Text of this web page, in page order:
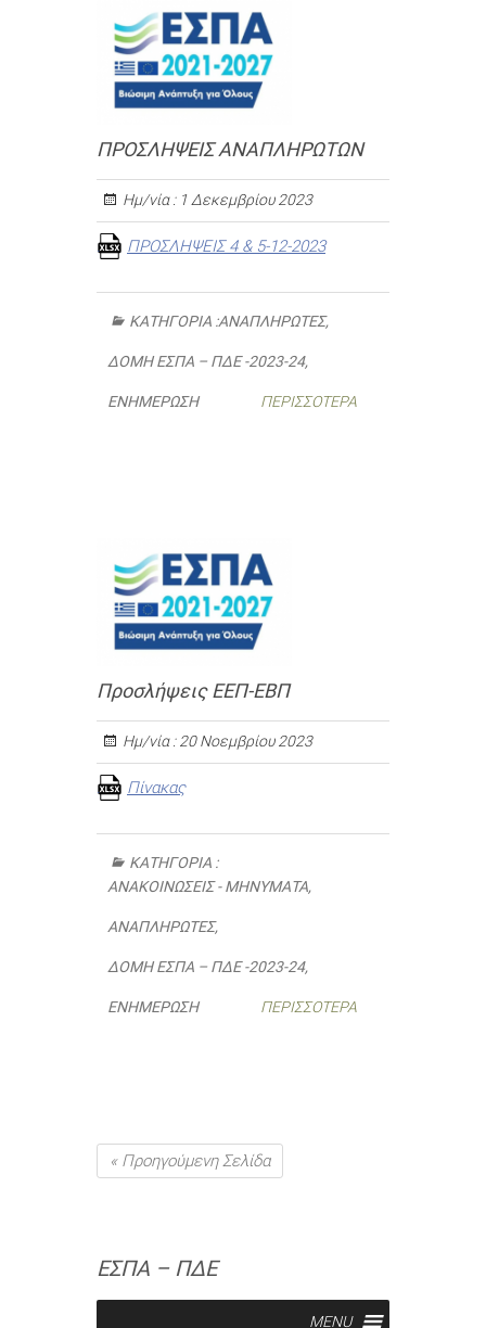
ΠΡΟΣΛΗΨΕΙΣ ΑΝΑΠΛΗΡΩΤΩΝ
Ημ/νία :1 Δεκεμβρίου 2023
ΠΡΟΣΛΗΨΕΙΣ 4 & 5-12-2023
ΚΑΤΗΓΟΡΊΑ :ΑΝΑΠΛΗΡΩΤΈΣ,
ΔΟΜΉ ΕΣΠΑ – ΠΔΕ -2023-24,
ΕΝΗΜΈΡΩΣΗ ΠΕΡΙΣΣΌΤΕΡΑ
Προσλήψεις ΕΕΠ-ΕΒΠ
Ημ/νία :20 Νοεμβρίου 2023
Πίνακας
ΚΑΤΗΓΟΡΊΑ :
ΑΝΑΚΟΙΝΏΣΕΙΣ - ΜΗΝΎΜΑΤΑ,
ΑΝΑΠΛΗΡΩΤΈΣ,
ΔΟΜΉ ΕΣΠΑ – ΠΔΕ -2023-24,
ΕΝΗΜΈΡΩΣΗ ΠΕΡΙΣΣΌΤΕΡΑ
« Προηγούμενη Σελίδα
ΕΣΠΑ – ΠΔΕ
MENU